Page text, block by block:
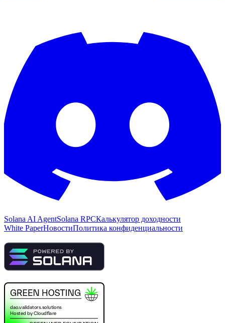
Solana AI AgentSolana RPCКалькулятор доходности
White PaperНовостиПолитика конфиденциальности